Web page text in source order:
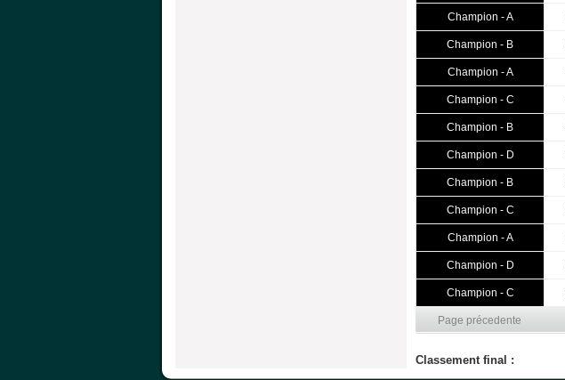
Champion - A
Champion - B
Champion - A
Champion - C
Champion - B
Champion - D
Champion - B
Champion - C
Champion - A
Champion - D
Champion - C
Page précedente
Classement final :